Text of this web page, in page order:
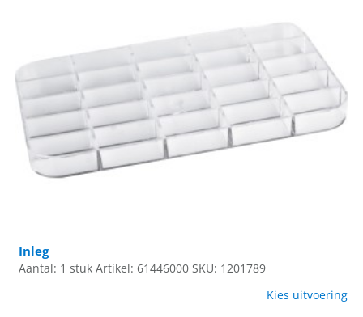
Inleg
Aantal: 1 stuk Artikel: 61446000 SKU: 1201789
Kies uitvoering